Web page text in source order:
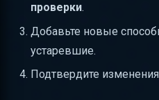
проверки.
Добавьте новые
устаревшие.
Подтвердите